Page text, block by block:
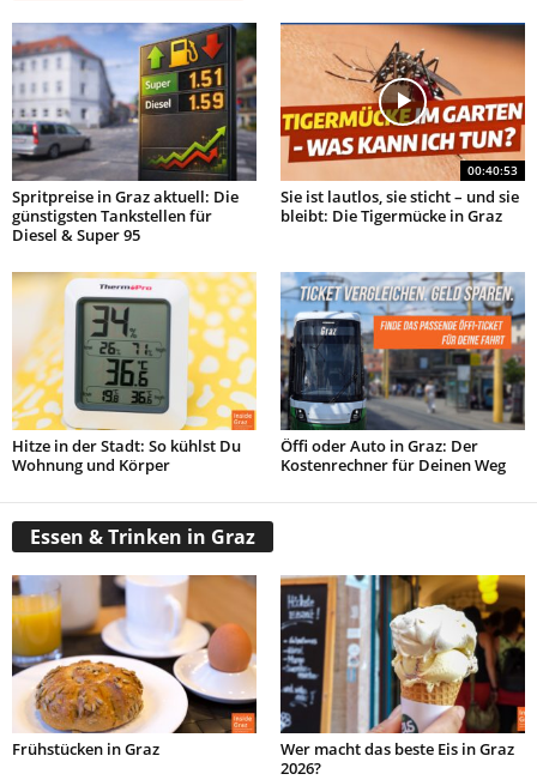
Spritpreise in Graz aktuell: Die
günstigsten Tankstellen für
Diesel & Super 95
00:40:53
Sie ist lautlos, sie sticht – und sie
bleibt: Die Tigermücke in Graz
Hitze in der Stadt: So kühlst Du
Wohnung und Körper
Öffi oder Auto in Graz: Der
Kostenrechner für Deinen Weg
Essen & Trinken in Graz
Frühstücken in Graz
Wer macht das beste Eis in Graz
2026?